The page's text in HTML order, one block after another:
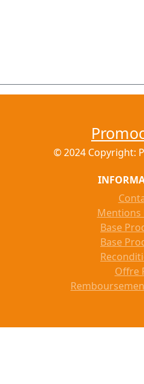
© 2024 Copyright:
Mentions
Base
Base
Offre